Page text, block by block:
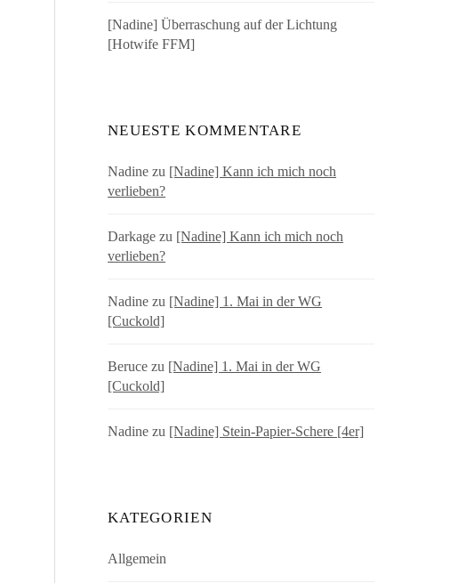
[Nadine] Überraschung auf der Lichtung
[Hotwife FFM]
NEUESTE KOMMENTARE
Nadine zu [Nadine] Kann ich mich noch
verlieben?
Darkage zu [Nadine] Kann ich mich noch
verlieben?
Nadine zu [Nadine] 1. Mai in der WG
[Cuckold]
Beruce zu [Nadine] 1. Mai in der WG
[Cuckold]
Nadine zu [Nadine] Stein-Papier-Schere [4er]
KATEGORIEN
Allgemein